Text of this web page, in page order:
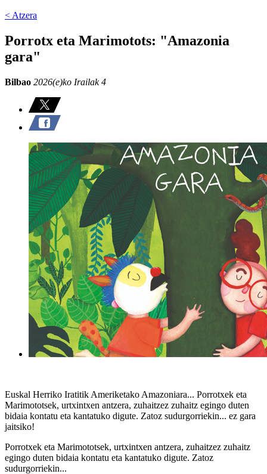
< Atzera
Porrotx eta Marimotots: "Amazonia
gara"
Bilbao 2026(e)ko Irailak 4
Euskal Herriko Iratitik Ameriketako Amazoniara... Porrotxek eta
Marimototsek, urtxintxen antzera, zuhaitzez zuhaitz egingo duten
bidaia kontatu eta kantatuko digute. Zatoz sudurgorriekin... ez gara
jaitsiko!
Porrotxek eta Marimototsek, urtxintxen antzera, zuhaitzez zuhaitz
egingo duten bidaia kontatu eta kantatuko digute. Zatoz
sudurgorriekin...